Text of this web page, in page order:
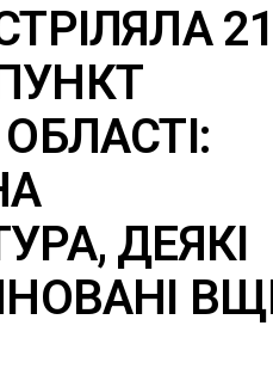
21
ДЕЯКІ